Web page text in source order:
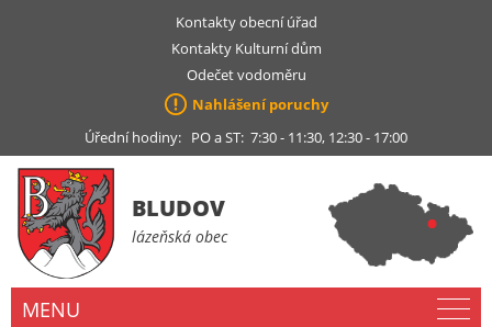
Kontakty obecní úřad
Kontakty Kulturní dům
Odečet vodoměru
Nahlášení poruchy
Úřední hodiny: PO a ST: 7:30 - 11:30, 12:30 - 17:00
BLUDOV
lázeňská obec
MENU